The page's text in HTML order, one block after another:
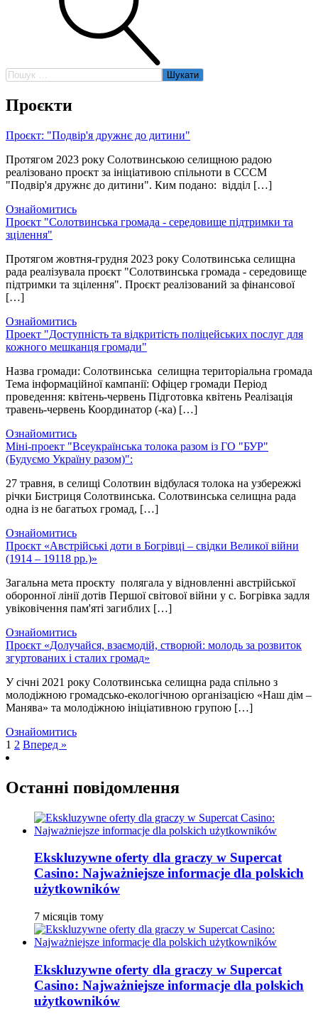
Пошук:
Проєкти
Проєкт: "Подвір'я дружнє до дитини"
Протягом 2023 року Солотвинською селищною радою
реалізовано проєкт за ініціативою спільноти в СССМ
"Подвір'я дружнє до дитини". Ким подано: відділ […]
Ознайомитись
Проєкт "Солотвинська громада - середовище підтримки та
зцілення"
Протягом жовтня-грудня 2023 року Солотвинська селищна
рада реалізувала проєкт "Солотвинська громада - середовище
підтримки та зцілення". Проєкт реалізований за фінансової
[…]
Ознайомитись
Проект "Доступність та відкритість поліцейських послуг для
кожного мешканця громади"
Назва громади: Солотвинська селищна територіальна громада
Тема інформаційної кампанії: Офіцер громади Період
проведення: квітень-червень Підготовка квітень Реалізація
травень-червень Координатор (-ка) […]
Ознайомитись
Міні-проект "Всеукраїнська толока разом із ГО "БУР"
(Будуємо Україну разом)":
27 травня, в селищі Солотвин відбулася толока на узбережжі
річки Бистриця Солотвинська. Солотвинська селищна рада
одна із не багатьох громад, […]
Ознайомитись
Проєкт «Австрійські доти в Богрівці – свідки Великої війни
(1914 – 19118 рр.)»
Загальна мета проєкту полягала у відновленні австрійської
оборонної лінії дотів Першої світової війни у с. Богрівка задля
увіковічення пам'яті загиблих […]
Ознайомитись
Проєкт «Долучайся, взаємодій, створюй: молодь за розвиток
згуртованих і сталих громад»
У січні 2021 року Солотвинська селищна рада спільно з
молодіжною громадсько-екологічною організацією «Наш дім –
Манява» та молодіжною ініціативною групою […]
Ознайомитись
1 2 Вперед »
Останні повідомлення
Ekskluzywne oferty dla graczy w Supercat
Casino: Najważniejsze informacje dla polskich
użytkowników
7 місяців тому
Ekskluzywne oferty dla graczy w Supercat
Casino: Najważniejsze informacje dla polskich
użytkowników